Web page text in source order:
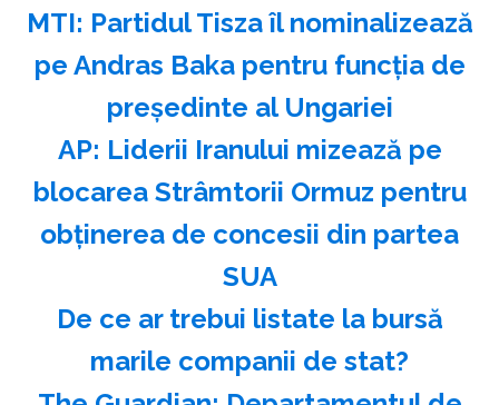
MTI: Partidul Tisza îl nominalizează
pe Andras Baka pentru funcţia de
preşedinte al Ungariei
AP: Liderii Iranului mizează pe
blocarea Strâmtorii Ormuz pentru
obţinerea de concesii din partea
SUA
️De ce ar trebui listate la bursă
marile companii de stat?